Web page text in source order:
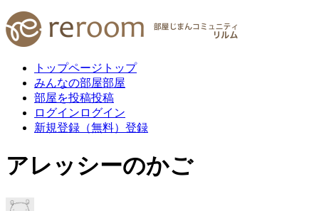
トップページ トップ
みんなの部屋部屋
部屋を投稿投稿
ログイン ログイン
新規登録（無料） 登録
アレッシーのかご